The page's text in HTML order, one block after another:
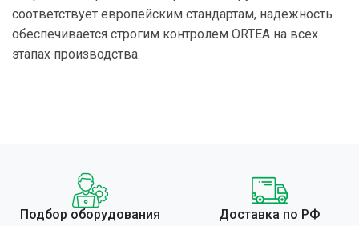
соответствует европейским стандартам, надежность
обеспечивается строгим контролем ORTEA на всех
этапах производства.
Подбор оборудования Доставка по РФ